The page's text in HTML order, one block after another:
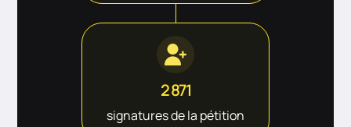
2 871
signatures de la pétition